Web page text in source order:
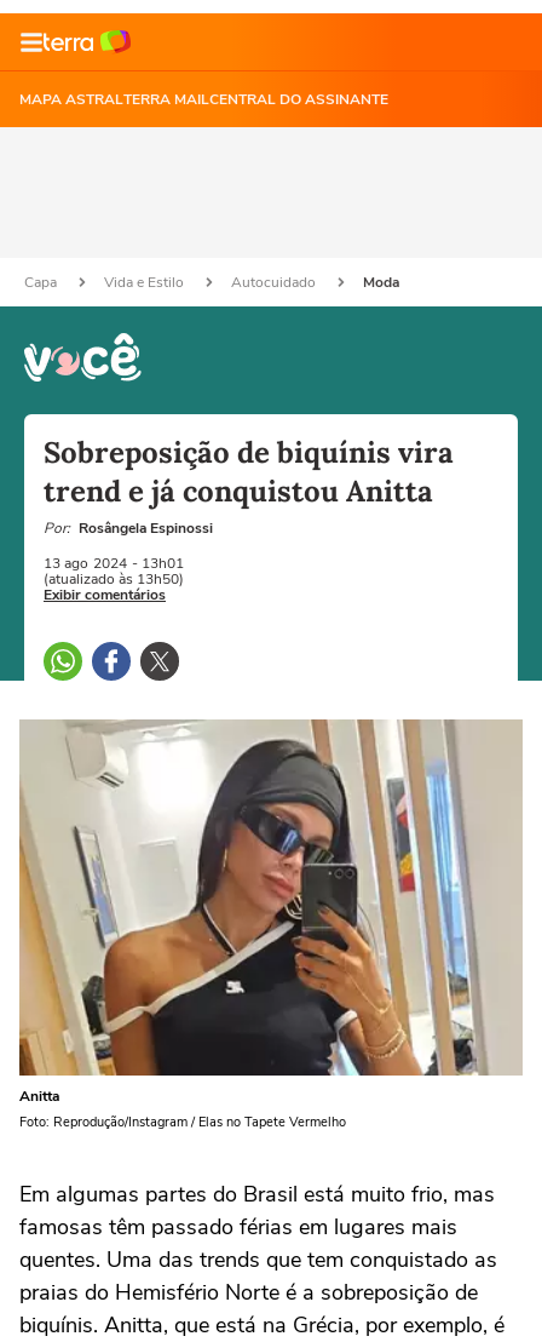
MAPA ASTRALTERRA MAILCENTRAL DO ASSINANTE
Capa Vida e Estilo Autocuidado Moda
Sobreposição de biquínis vira
trend e já conquistou Anitta
Por: Rosângela Espinossi
13 ago 2024 - 13h01
(atualizado às 13h50)
Exibir comentários
Anitta
Foto: Reprodução/Instagram / Elas no Tapete Vermelho
Em algumas partes do Brasil está muito frio, mas
famosas têm passado férias em lugares mais
quentes. Uma das trends que tem conquistado as
praias do Hemisfério Norte é a sobreposição de
biquínis. Anitta, que está na Grécia, por exemplo, é